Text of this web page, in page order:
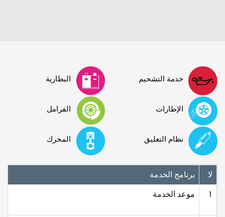
خدمة التشحيم البطارية
الإطارات الفرامل
نظام التعليق المحرك
لا برنامج الخدمة
1 موعد الخدمة